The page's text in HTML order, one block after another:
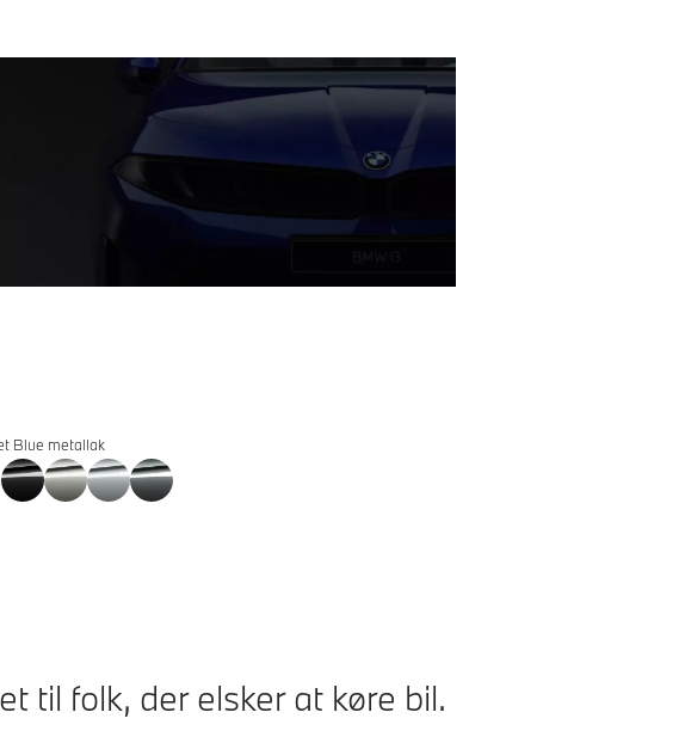
Blue metallak
til folk, der elsker at køre bil.